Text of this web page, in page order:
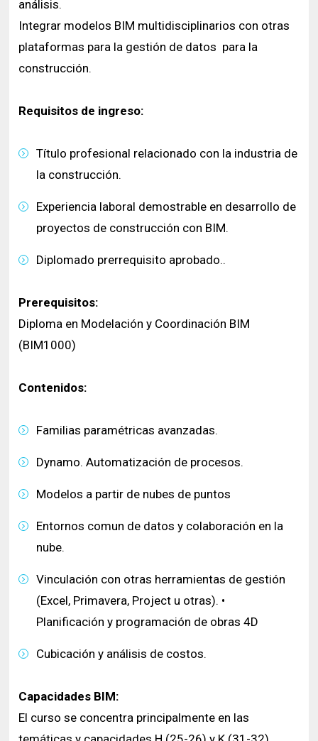
análisis.
Integrar modelos BIM multidisciplinarios con otras
plataformas para la gestión de datos para la
construcción.
Requisitos de ingreso:
Título profesional relacionado con la industria de
la construcción.
Experiencia laboral demostrable en desarrollo de
proyectos de construcción con BIM.
Diplomado prerrequisito aprobado..
Prerequisitos:
Diploma en Modelación y Coordinación BIM
(BIM1000)
Contenidos:
Familias paramétricas avanzadas.
Dynamo. Automatización de procesos.
Modelos a partir de nubes de puntos
Entornos comun de datos y colaboración en la
nube.
Vinculación con otras herramientas de gestión
(Excel, Primavera, Project u otras). •
Planificación y programación de obras 4D
Cubicación y análisis de costos.
Capacidades BIM:
El curso se concentra principalmente en las